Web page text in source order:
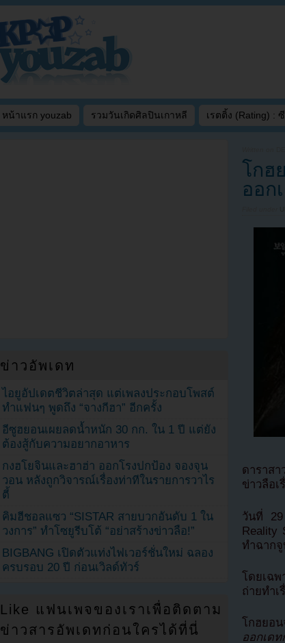
หน้าแรก youzab รวมวันเกิดศิลปินเกาหลี เรตติ้ง (Rating) :
โกฮ
ออก
ดาราส
ข่าวลือเ
วันที่ 29
Reality
ทำฉาก
โดยเฉพ
ถ่ายทำเ
โกฮยอน
ออกเด
ข่าวอัพเดท
ไอยูอัปเดตชีวิตล่าสุด แต่เพลงประกอบโพสต์
ทำแฟนๆ พูดถึง “จางกีฮา” อีกครั้ง
อีซูฮยอนเผยลดน้ำหนัก 30 กก. ใน 1 ปี แต่ยัง
ต้องสู้กับความอยากอาหาร
กงฮโยจินและฮาฮ่า ออกโรงปกป้อง จองจุน
วอน หลังถูกวิจารณ์เรื่องท่าทีในรายการวาไร
ตี้
คิมฮีชอลแซว “SISTAR สายบวกอันดับ 1 ใน
วงการ” ทำโซยูรีบโต้ “อย่าสร้างข่าวลือ!”
BIGBANG เปิดตัวแท่งไฟเวอร์ชั่นใหม่ ฉลอง
ครบรอบ 20 ปี ก่อนเวิลด์ทัวร์
Like แฟนเพจของเราเพื่อติดตาม
ข่าวสารอัพเดทก่อนใครได้ที่นี่